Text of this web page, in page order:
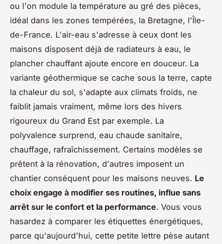
ou l'on module la température au gré des pièces,
idéal dans les zones tempérées, la Bretagne, l'Île-
de-France. L'air-eau s'adresse à ceux dont les
maisons disposent déjà de radiateurs à eau, le
plancher chauffant ajoute encore en douceur. La
variante géothermique se cache sous la terre, capte
la chaleur du sol, s'adapte aux climats froids, ne
faiblit jamais vraiment, même lors des hivers
rigoureux du Grand Est par exemple. La
polyvalence surprend, eau chaude sanitaire,
chauffage, rafraîchissement. Certains modèles se
prêtent à la rénovation, d'autres imposent un
chantier conséquent pour les maisons neuves. Le
choix engage à modifier ses routines, influe sans
arrêt sur le confort et la performance. Vous vous
hasardez à comparer les étiquettes énergétiques,
parce qu'aujourd'hui, cette petite lettre pèse autant